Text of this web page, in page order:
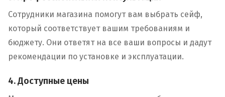
Сотрудники магазина помогут вам выбрать сейф,
который соответствует вашим требованиям и
бюджету. Они ответят на все ваши вопросы и дадут
рекомендации по установке и эксплуатации.
4. Доступные цены